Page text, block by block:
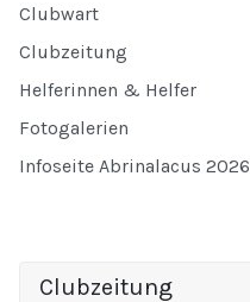
Clubwart
Clubzeitung
Helferinnen & Helfer
Fotogalerien
Infoseite Abrinalacus 2026
Clubzeitung